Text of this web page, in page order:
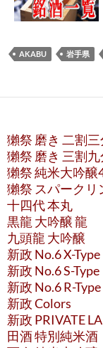
AKABU 岩手県
獺祭 磨き 二割三
獺祭 磨き 三割九
獺祭 純米大吟醸
獺祭 スパークリ
十四代 本丸
黒龍 大吟醸 龍
九頭龍 大吟醸
新政 No.6 X-Type
新政 No.6 S-Type
新政 No.6 R-Type
新政 Colors
新政 PRIVATE
田酒 特別純米酒